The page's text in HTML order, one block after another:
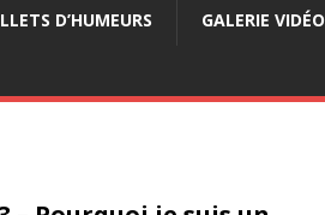
D’HUMEURS GALERIE VIDÉO